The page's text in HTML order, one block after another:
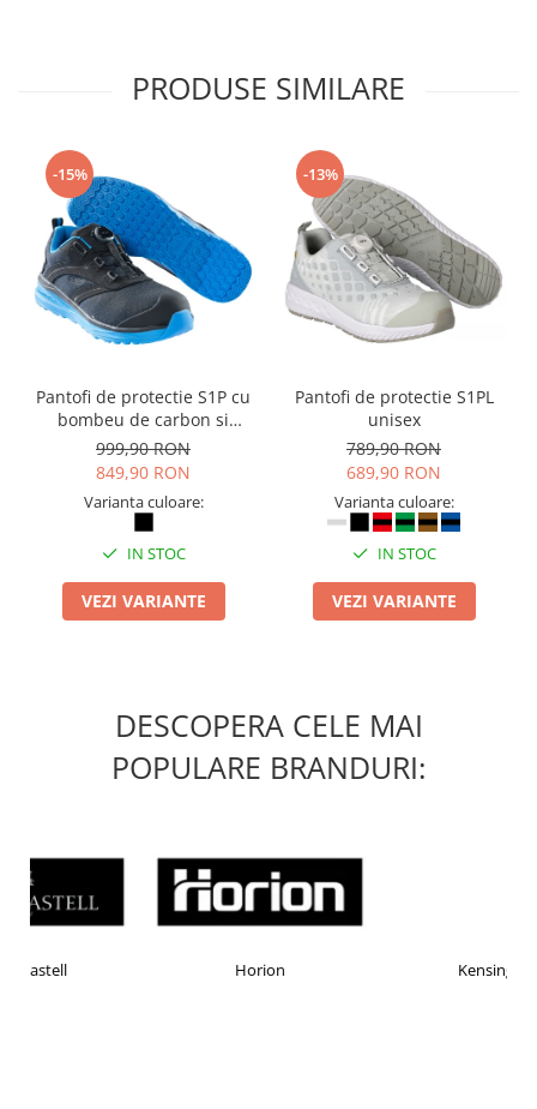
PRODUSE SIMILARE
-15%
Pantofi de protectie S1P cu
bombeu de carbon si
inchidere BOAÂ® Fit
999,90 RON
849,90 RON
Varianta culoare:
IN STOC
VEZI VARIANTE
-13%
Pantofi de protectie S1PL
unisex
789,90 RON
689,90 RON
Varianta culoare:
IN STOC
VEZI VARIANTE
DESCOPERA CELE MAI
POPULARE BRANDURI: